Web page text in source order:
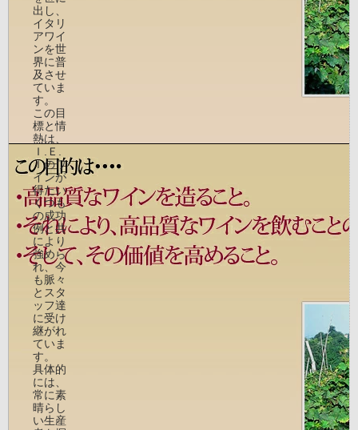
出し、
イタリ
アワイ
ンを世
界に普
及させ
ていま
す。
この目
標と情
熱は、
Ｉ.Ｅ.
Ｉのワ
インが
得たい
くつも
の成功
例と共
により
強めら
れ、今
も脈々
とスタ
ッフ達
に受け
継がれ
ていま
す。
具体的
には、
常に素
晴らし
い生産